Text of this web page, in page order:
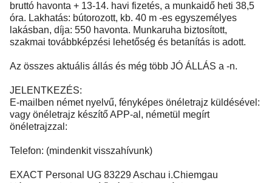
bruttó havonta + 13-14. havi fizetés, a munkaidő heti 38,5
óra. Lakhatás: bútorozott, kb. 40 m -es egyszemélyes
lakásban, díja: 550 havonta. Munkaruha biztosított,
szakmai továbbképzési lehetőség és betanítás is adott.
Az összes aktuális állás és még több JÓ ÁLLÁS a -n.
JELENTKEZÉS:
E-mailben német nyelvű, fényképes önéletrajz küldésével:
vagy önéletrajz készítő APP-al, németül megírt
önéletrajzzal:
Telefon: (mindenkit visszahívunk)
EXACT Personal UG 83229 Aschau i.Chiemgau